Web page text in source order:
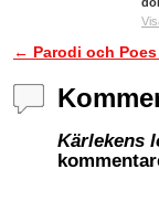
← Parodi och
Kärlekens